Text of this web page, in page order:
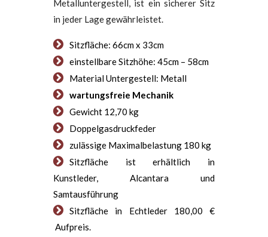
Metalluntergestell, ist ein sicherer Sitz
in jeder Lage gewährleistet.
Sitzfläche: 66cm x 33cm
einstellbare Sitzhöhe: 45cm – 58cm
Material Untergestell: Metall
wartungsfreie Mechanik
Gewicht 12,70 kg
Doppelgasdruckfeder
zulässige Maximalbelastung 180 kg
Sitzfläche ist erhältlich in
Kunstleder, Alcantara und
Samtausführung
Sitzfläche in Echtleder 180,00 €
Aufpreis.